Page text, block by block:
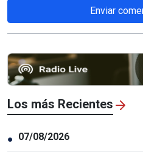
Enviar
Los más Recientes
● 07/08/2026